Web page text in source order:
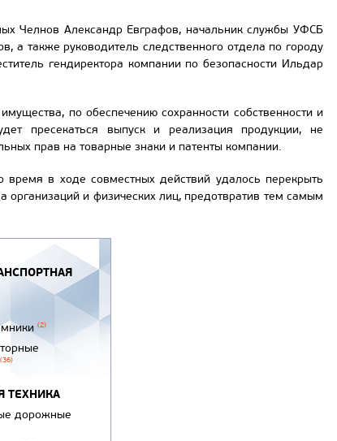
Челнов Александр Евграфов, начальник службы УФСБ
также руководитель следственного отдела по городу
гендиректора компании по безопасности Ильдар
по обеспечению сохранности собственности и
пресекаться выпуск и реализация продукции, не
прав на товарные знаки и патенты компании.
в ходе совместных действий удалось перекрыть
и физических лиц, предотвратив тем самым
(2)
(36)
ТЕХНИКА
дорожные